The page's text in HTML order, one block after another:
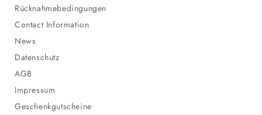
Rücknahmebedingungen
Contact Information
News
Datenschutz
AGB
Impressum
Geschenkgutscheine